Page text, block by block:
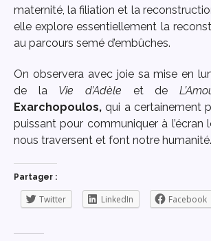
maternité, la filiation et la
elle explore essentiellement la
au parcours semé d’embûches.
On observera avec joie sa mise en
de la Vie d’Adèle et de
Exarchopoulos,qui a certainement
puissant pour communiquer à l’écran
nous traversent et font notre humanité.
Partager :
Twitter LinkedIn Facebook